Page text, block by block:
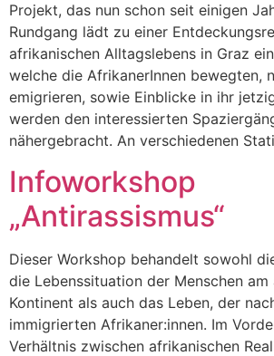
Projekt, das nun schon seit einigen
Rundgang lädt zu einer
afrikanischen Alltagslebens in Graz
welche die AfrikanerInnen bewegten,
emigrieren, sowie Einblicke in ihr
werden den interessierten
nähergebracht. An verschiedenen
Infoworkshop
„Antirassismus“
Dieser Workshop behandelt sowohl
die Lebenssituation der Menschen
Kontinent als auch das Leben, der
immigrierten Afrikaner:innen. Im
Verhältnis zwischen afrikanischen